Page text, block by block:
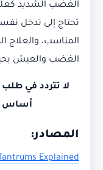
الغضب الشديد
تحتاج إلى تدخل
المناسب، والعلاج
الغضب والعيش
لا تتردد في
أساس
المصادر:
Explained